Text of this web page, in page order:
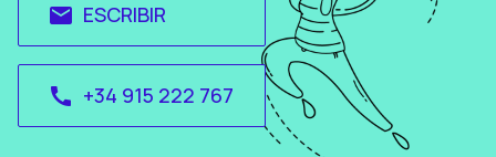
email ESCRIBIR
call +34 915 222 767